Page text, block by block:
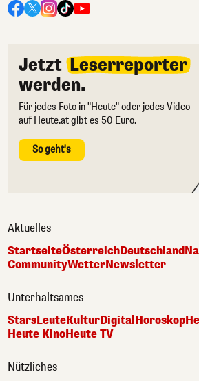
Jetzt Leserreporter
werden.
Für jedes Foto in "Heute" oder jedes Video
auf Heute.at gibt es 50 Euro.
So geht's
Aktuelles
StartseiteÖsterreichDeutschland
CommunityWetterNewsletter
Unterhaltsames
StarsLeuteKulturDigitalHoroskop
Heute KinoHeute TV
Nützliches